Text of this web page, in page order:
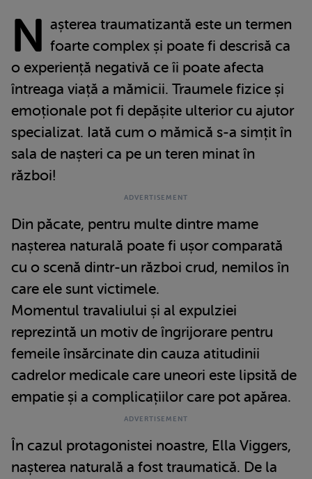
N așterea traumatizantă este un termen
foarte complex și poate fi descrisă ca
o experiență negativă ce îi poate afecta
întreaga viață a mămicii. Traumele fizice și
emoționale pot fi depășite ulterior cu ajutor
specializat. Iată cum o mămică s-a simțit în
sala de nașteri ca pe un teren minat în
război!
Din păcate, pentru multe dintre mame
nașterea naturală poate fi ușor comparată
cu o scenă dintr-un război crud, nemilos în
care ele sunt victimele.
Momentul travaliului și al expulziei
reprezintă un motiv de îngrijorare pentru
femeile însărcinate din cauza atitudinii
cadrelor medicale care uneori este lipsită de
empatie și a complicațiilor care pot apărea.
În cazul protagonistei noastre, Ella Viggers,
nașterea naturală a fost traumatică. De la